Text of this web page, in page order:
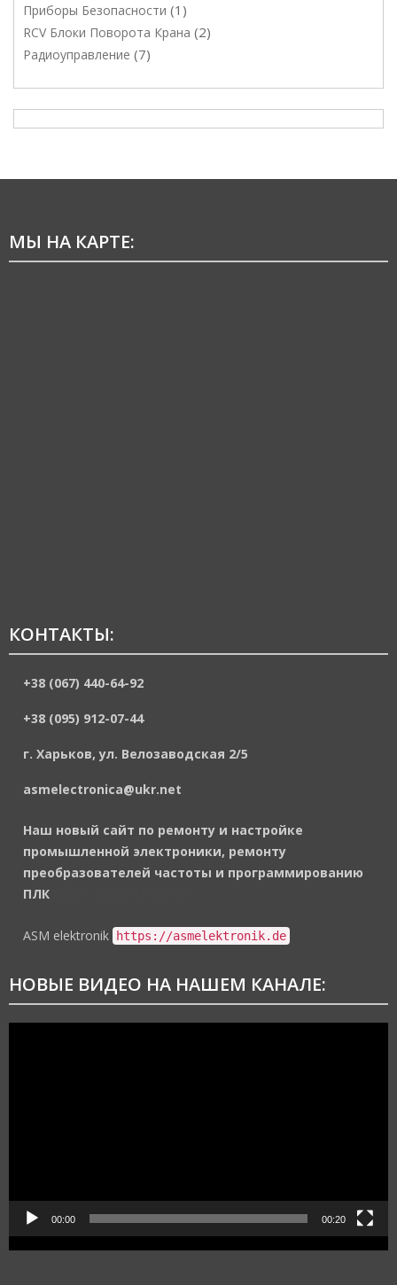
Приборы Безопасности 1
RCV Блоки Поворота Крана 2
Радиоуправление 7
МЫ НА КАРТЕ:
КОНТАКТЫ:
+38 (067) 440-64-92
+38 (095) 912-07-44
г. Харьков, ул. Велозаводская 2/5
asmelectronica@ukr.net
Наш новый сайт по ремонту и настройке
промышленной электроники, ремонту
преобразователей частоты и программированию
ПЛК
ASM elektronik https://asmelektronik.de
НОВЫЕ ВИДЕО НА НАШЕМ КАНАЛЕ:
00:00 00:20